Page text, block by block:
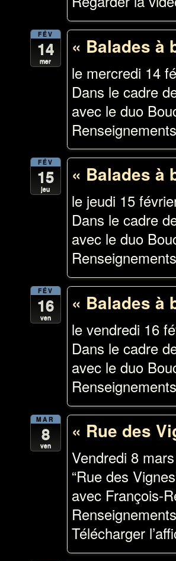
FÉV
14
mer
« Balades à
le mercredi 14
Dans le cadre
avec le duo
FÉV
15
jeu
« Balades à
le jeudi 15
Dans le cadre
avec le duo
FÉV
16
ven
« Balades à
le vendredi 16
Dans le cadre
avec le duo
MAR
8
ven
« Rue des
Vendredi 8
“Rue des
avec François-
Télécharger